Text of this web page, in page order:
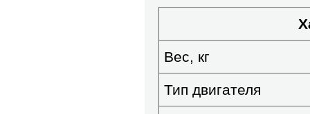
Вес, кг
Тип двигателя